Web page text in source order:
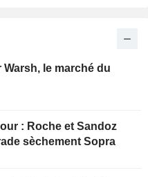
le marché du
: Roche et Sandoz
sèchement Sopra